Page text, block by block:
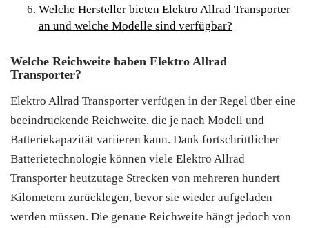
Welche Hersteller bieten Elektro Allrad Transporter
an und welche Modelle sind verfügbar?
Welche Reichweite haben Elektro Allrad
Transporter?
Elektro Allrad Transporter verfügen in der Regel über eine
beeindruckende Reichweite, die je nach Modell und
Batteriekapazität variieren kann. Dank fortschrittlicher
Batterietechnologie können viele Elektro Allrad
Transporter heutzutage Strecken von mehreren hundert
Kilometern zurücklegen, bevor sie wieder aufgeladen
werden müssen. Die genaue Reichweite hängt jedoch von